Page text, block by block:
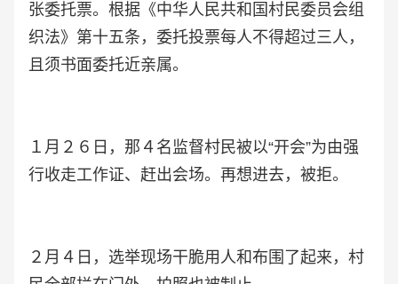
张委托票。根据《中华人民共和国村民委员会组
织法》第十五条，委托投票每人不得超过三人，
且须书面委托近亲属。
１月２６日，那４名监督村民被以“开会”为由强
行收走工作证、赶出会场。再想进去，被拒。
２月４日，选举现场干脆用人和布围了起来，村